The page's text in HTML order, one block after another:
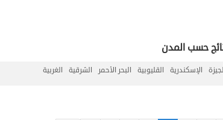
حسب المدن
الإسكندرية القليوبية البحر الأحمر الشرقية الغربية